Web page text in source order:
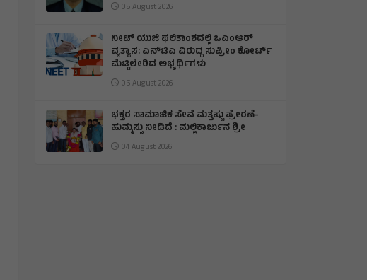
05 August 2026
ನೀಟ್ ಯುಜಿ ಫಲಿತಾಂಶದಲ್ಲಿ ಒಎಂಆರ್
ವ್ಯತ್ಯಾಸ: ಎನ್‌ಟಿಎ ವಿರುದ್ಧ ಸುಪ್ರೀಂ ಕೋರ್ಟ್
ಮೆಟ್ಟಿಲೇರಿದ ಅಭ್ಯರ್ಥಿಗಳು
05 August 2026
ಭಕ್ತರ ಸಾಮಾಜಿಕ ಸೇವೆ ಮತ್ತಷ್ಟು ಪ್ರೇರಣೆ-
ಹುಮ್ಮಸ್ಸು ನೀಡಿದೆ : ಮಲ್ಲಿಕಾರ್ಜುನ ಶ್ರೀ
04 August 2026